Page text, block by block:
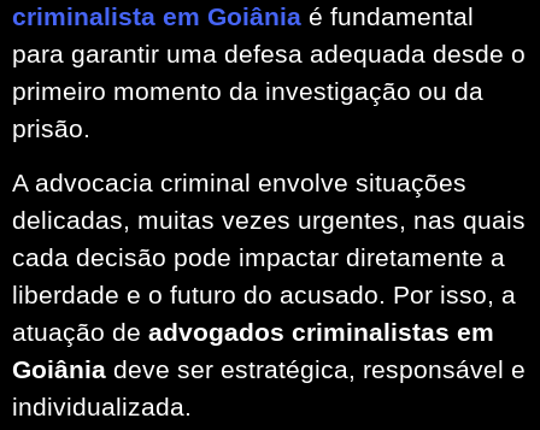
criminalista em Goiânia é fundamental
para garantir uma defesa adequada desde o
primeiro momento da investigação ou da
prisão.
A advocacia criminal envolve situações
delicadas, muitas vezes urgentes, nas quais
cada decisão pode impactar diretamente a
liberdade e o futuro do acusado. Por isso, a
atuação de advogados criminalistas em
Goiânia deve ser estratégica, responsável e
individualizada.